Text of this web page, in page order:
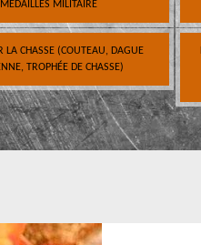
MÉDAILLES MILITAIRE
LA CHASSE (COUTEAU, DAGUE
TROPHÉE DE CHASSE)